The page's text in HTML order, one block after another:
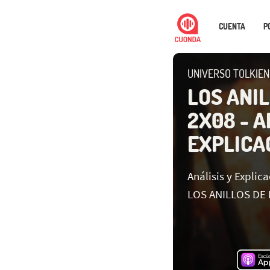
CUENTA
UNIVERSO TOLKIEN
LOS
2X08 -
Análisis y
LOS ANILLOS